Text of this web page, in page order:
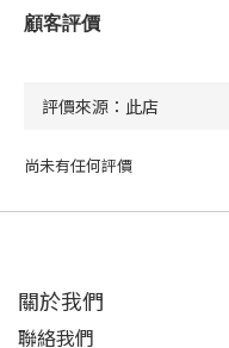
顧客評價
尚未有任何評價
關於我們
聯絡我們